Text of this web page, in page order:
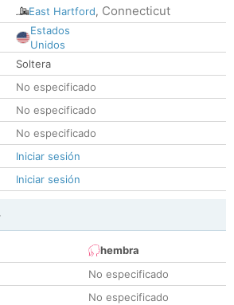
East Hartford, Connecticut
Estados
Unidos
Soltera
No especificado
No especificado
No especificado
Iniciar sesión
Iniciar sesión
hembra
No especificado
No especificado